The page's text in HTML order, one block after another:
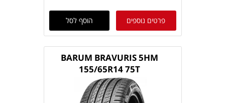
פרטים נוספים הוסף לסל
BARUM BRAVURIS 5HM
155/65R14 75T